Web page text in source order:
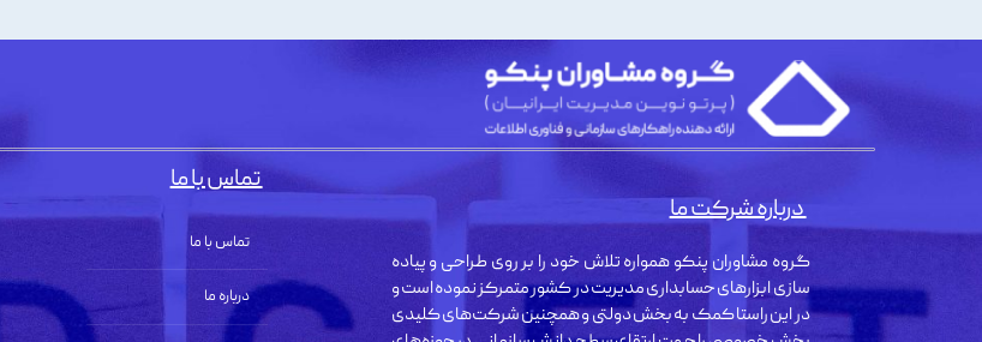
تماس با ما
درباره ما
تماس با ما
گروه مشاوران پنکو همواره تلاش خود را بر روی طراحی و پیاده
سازی ابزارهای حسابداری مدیریت در کشور متمرکز نموده است و
در این راستا کمک به بخش دولتی و همچنین شرکت‌های کلیدی
درباره شرکت ما